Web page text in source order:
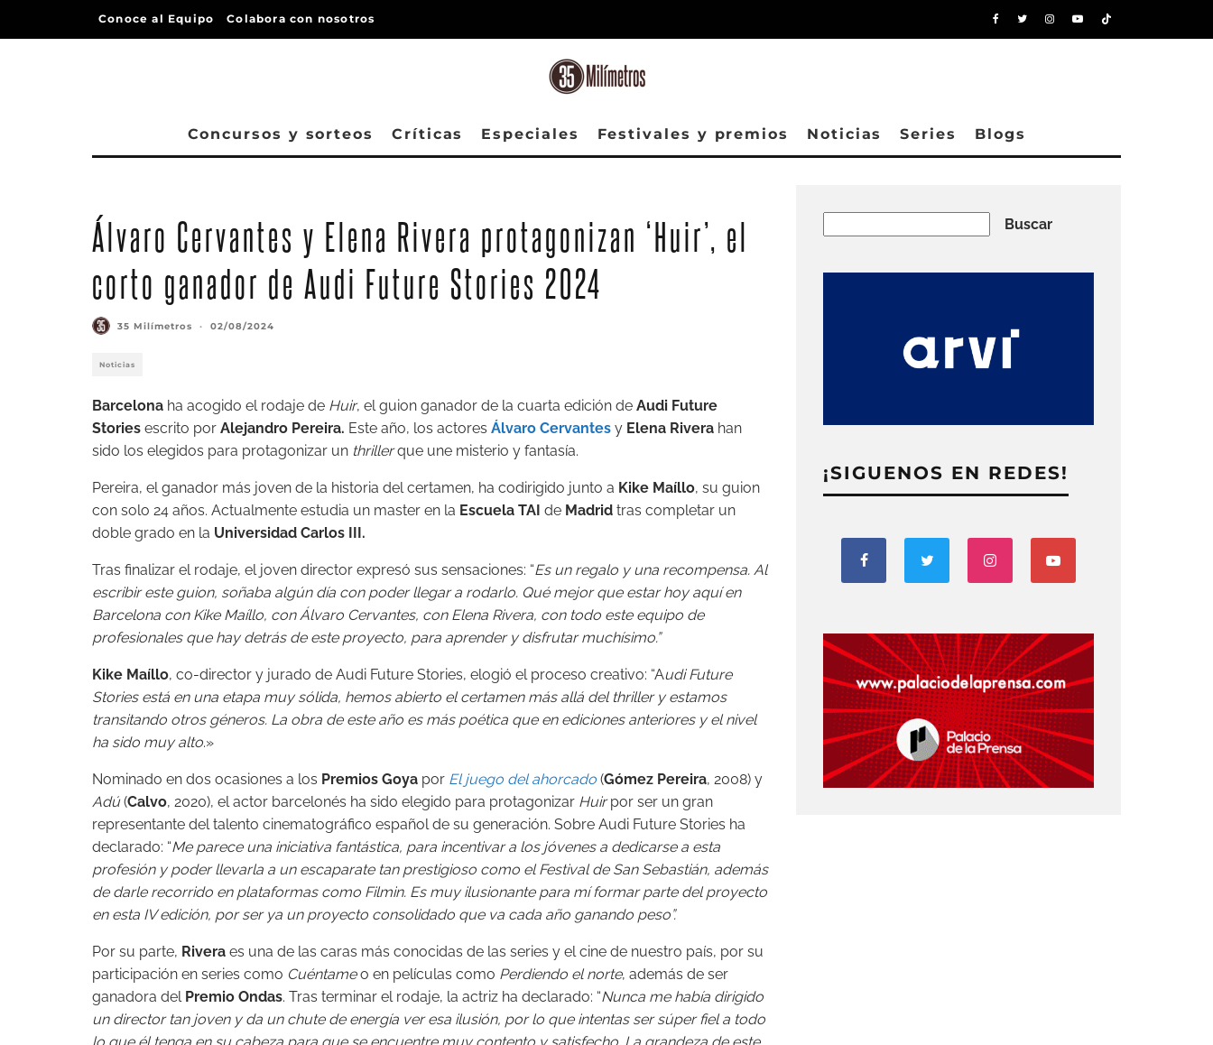
Conoce al Equipo Colabora con nosotros
Concursos y sorteos Críticas Especiales Festivales y premios Noticias Series Blogs
Álvaro Cervantes y Elena Rivera protagonizan ‘Huir’, el
corto ganador de Audi Future Stories 2024
35 Milímetros · 02/08/2024
Noticias
Barcelona ha acogido el rodaje de Huir, el guion ganador de la cuarta edición de Audi Future
Stories escrito por Alejandro Pereira. Este año, los actores Álvaro Cervantes y Elena Rivera han
sido los elegidos para protagonizar un thrillerque une misterio y fantasía.
Pereira, el ganador más joven de la historia del certamen, ha codirigido junto a Kike Maíllo, su guion
con solo 24 años. Actualmente estudia un master en la Escuela TAI de Madrid tras completar un
doble grado en la Universidad Carlos III.
Tras finalizar el rodaje, el joven director expresó sus sensaciones: “Es un regalo y una recompensa. Al
escribir este guion, soñaba algún día con poder llegar a rodarlo. Qué mejor que estar hoy aquí en
Barcelona con Kike Maíllo, con Álvaro Cervantes, con Elena Rivera, con todo este equipo de
profesionales que hay detrás de este proyecto, para aprender y disfrutar muchísimo.”
Kike Maíllo, co-director y jurado de Audi Future Stories, elogió el proceso creativo: “Audi Future
Stories está en una etapa muy sólida, hemos abierto el certamen más allá del thriller y estamos
transitando otros géneros. La obra de este año es más poética que en ediciones anteriores y el nivel
ha sido muy alto.»
Nominado en dos ocasiones a los Premios Goya por El juego del ahorcado (Gómez Pereira, 2008) y
Adú(Calvo, 2020), el actor barcelonés ha sido elegido para protagonizar Huirpor ser un gran
representante del talento cinematográfico español de su generación. Sobre Audi Future Stories ha
declarado: “Me parece una iniciativa fantástica, para incentivar a los jóvenes a dedicarse a esta
profesión y poder llevarla a un escaparate tan prestigioso como el Festival de San Sebastián, además
de darle recorrido en plataformas como Filmin. Es muy ilusionante para mí formar parte del proyecto
en esta IV edición, por ser ya un proyecto consolidado que va cada año ganando peso”.
Por su parte, Rivera es una de las caras más conocidas de las series y el cine de nuestro país, por su
participación en series como Cuéntameo en películas como Perdiendo el norte, además de ser
ganadora del Premio Ondas. Tras terminar el rodaje, la actriz ha declarado: “Nunca me había dirigido
un director tan joven y da un chute de energía ver esa ilusión, por lo que intentas ser súper fiel a todo
Buscar
¡SIGUENOS EN REDES!